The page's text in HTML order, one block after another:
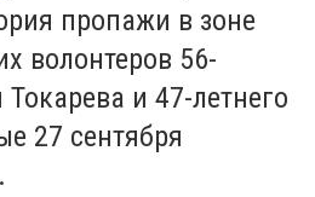
пропажи в зоне
волонтеров 56-
и 47-летнего
27 сентября